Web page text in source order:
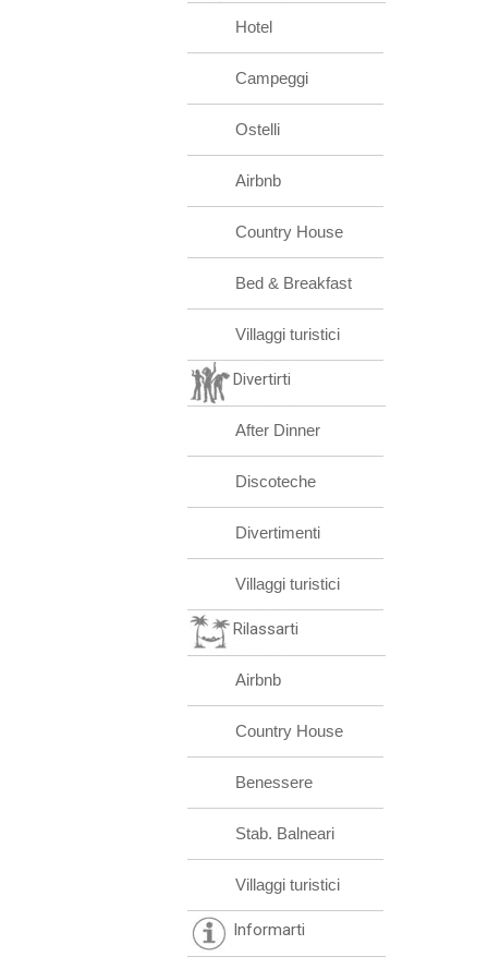
Hotel
Campeggi
Ostelli
Airbnb
Country House
Bed & Breakfast
Villaggi turistici
Divertirti
After Dinner
Discoteche
Divertimenti
Villaggi turistici
Rilassarti
Airbnb
Country House
Benessere
Stab. Balneari
Villaggi turistici
Informarti